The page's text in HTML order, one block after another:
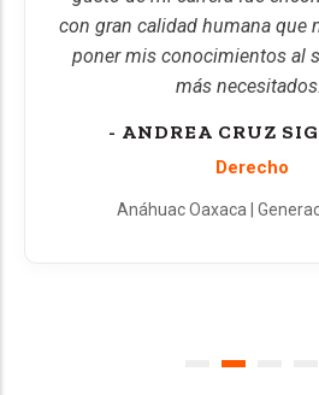
con gran calidad humana que
poner mis conocimientos al
más
- ANDREA CRUZ
Derecho
Anáhuac Oaxaca |